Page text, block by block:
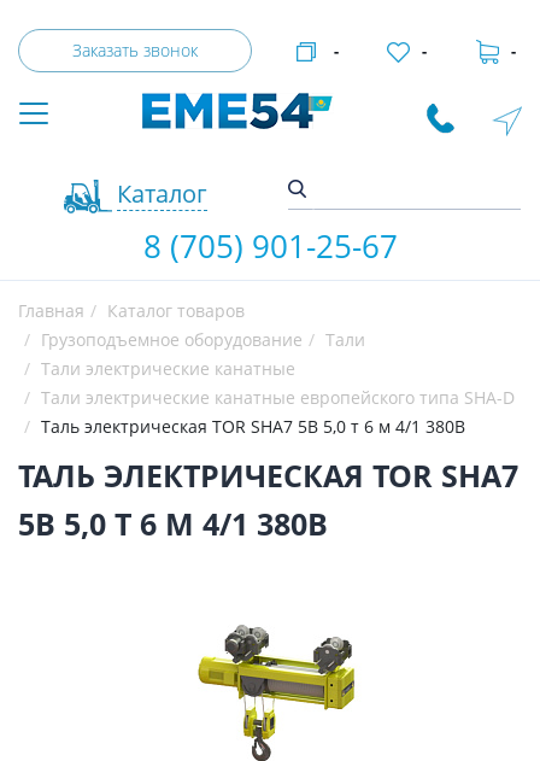
Заказать звонок
Каталог
- - -
8 (705) 901-25-67
Главная
Каталог товаров
Грузоподъемное оборудование
Тали
Тали электрические канатные
Тали электрические канатные европейского типа SHA-D
Таль электрическая TOR SHA7 5B 5,0 т 6 м 4/1 380В
ТАЛЬ ЭЛЕКТРИЧЕСКАЯ TOR SHA7
5B 5,0 Т 6 М 4/1 380В